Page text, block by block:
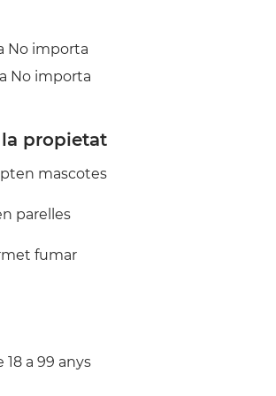
No importa
No importa
propietat
mascotes
parelles
fumar
a 99 anys